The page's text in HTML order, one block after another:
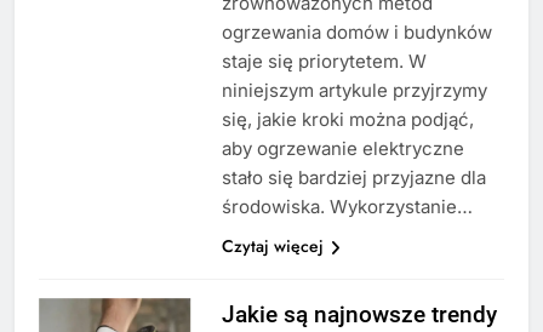
ogrzewania domów i budynków
staje się priorytetem. W
niniejszym artykule przyjrzymy
się, jakie kroki można podjąć,
aby ogrzewanie elektryczne
stało się bardziej przyjazne dla
środowiska. Wykorzystanie…
Czytaj więcej
Jakie są najnowsze trendy